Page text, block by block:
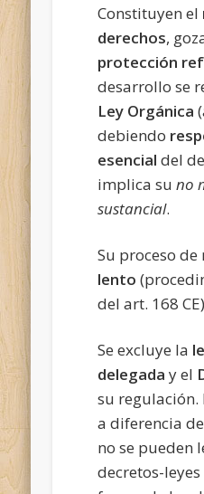
Constituyen el
derechos,
protección
desarrollo se
Ley Orgánica
debiendo
esencial del
implica suno
sustancial.
Su proceso de
lento
del art. 168
Se excluye la
delegada y el
su regulación.
a diferencia
no se pueden
decretos-